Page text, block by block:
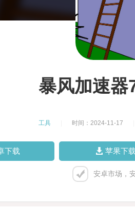
暴风加速器
工具 时间：2024-11-17
下载 苹果下载
安卓市场，